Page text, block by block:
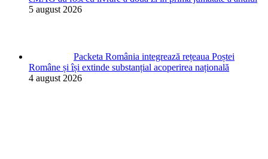
5 august 2026
Packeta România integrează rețeaua Poștei
Române și își extinde substanțial acoperirea națională
4 august 2026